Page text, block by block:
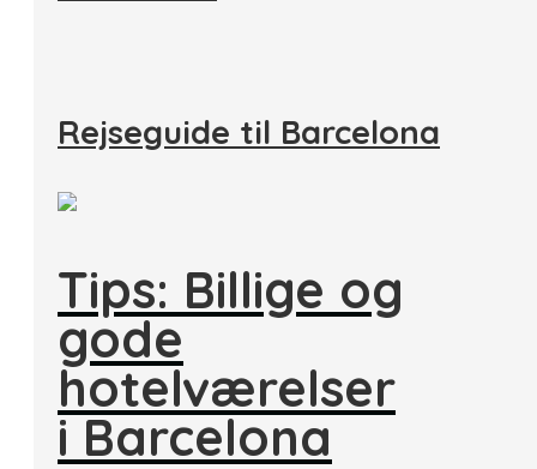
Rejseguide til Barcelona
Tips: Billige og
gode
hotelværelser
i Barcelona